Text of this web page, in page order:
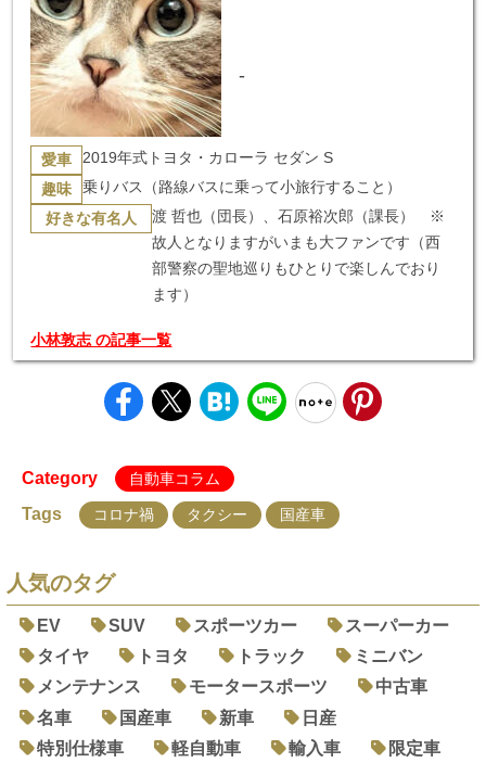
-
愛車 2019年式トヨタ・カローラ セダン S
趣味 乗りバス（路線バスに乗って小旅行すること）
好きな有名人
渡 哲也（団長）、石原裕次郎（課長） ※
故人となりますがいまも大ファンです（西
部警察の聖地巡りもひとりで楽しんでおり
ます）
小林敦志 の記事一覧
Category 自動車コラム
Tags コロナ禍 タクシー 国産車
人気のタグ
EV SUV スポーツカー
スーパーカー
タイヤ
トヨタ トラック
ミニバン
メンテナンス
モータースポーツ
中古車
名車
国産車 新車
日産
特別仕様車
軽自動車 輸入車
限定車